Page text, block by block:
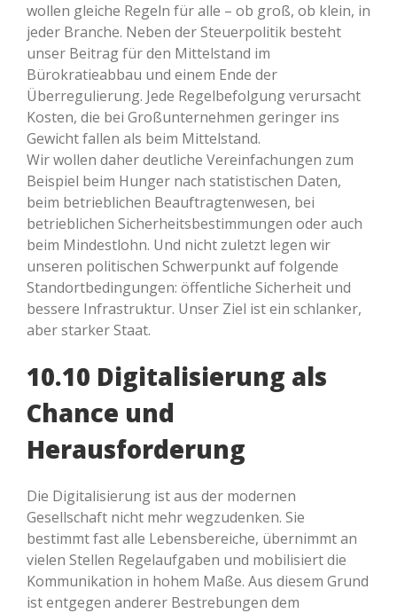
wollen gleiche Regeln für alle – ob groß, ob klein, in
jeder Branche. Neben der Steuerpolitik besteht
unser Beitrag für den Mittelstand im
Bürokratieabbau und einem Ende der
Überregulierung. Jede Regelbefolgung verursacht
Kosten, die bei Großunternehmen geringer ins
Gewicht fallen als beim Mittelstand.
Wir wollen daher deutliche Vereinfachungen zum
Beispiel beim Hunger nach statistischen Daten,
beim betrieblichen Beauftragtenwesen, bei
betrieblichen Sicherheitsbestimmungen oder auch
beim Mindestlohn. Und nicht zuletzt legen wir
unseren politischen Schwerpunkt auf folgende
Standortbedingungen: öffentliche Sicherheit und
bessere Infrastruktur. Unser Ziel ist ein schlanker,
aber starker Staat.
10.10 Digitalisierung als
Chance und
Herausforderung
Die Digitalisierung ist aus der modernen
Gesellschaft nicht mehr wegzudenken. Sie
bestimmt fast alle Lebensbereiche, übernimmt an
vielen Stellen Regelaufgaben und mobilisiert die
Kommunikation in hohem Maße. Aus diesem Grund
ist entgegen anderer Bestrebungen dem